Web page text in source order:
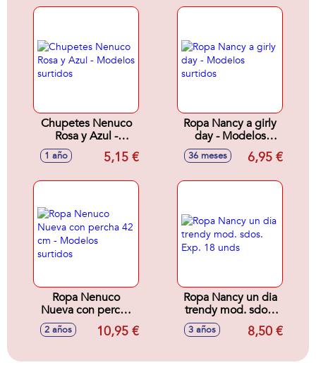
Chupetes Nenuco
Rosa y Azul -
Modelos surtidos
1 año 5,15 €
Ropa Nancy a girly
day - Modelos
surtidos
36 meses 6,95 €
Ropa Nenuco
Nueva con percha
42 cm - Modelos
surtidos
2 años 10,95 €
Ropa Nancy un dia
trendy mod. sdos.
Exp. 18 unds
3 años 8,50 €